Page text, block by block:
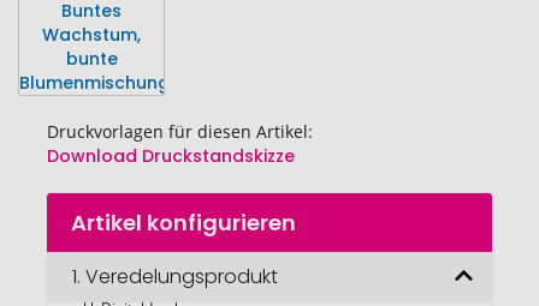
Druckvorlagen für diesen Artikel:
Download Druckstandskizze
Zum
Anfang
Bildgalerie
springen
Artikel konfigurieren
1. Veredelungsprodukt
Wachstum, bunte
Blumenmischung,